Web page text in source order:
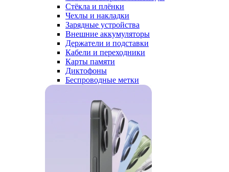
Стёкла и плёнки
Чехлы и накладки
Зарядные устройства
Внешние аккумуляторы
Держатели и подставки
Кабели и переходники
Карты памяти
Диктофоны
Беспроводные метки